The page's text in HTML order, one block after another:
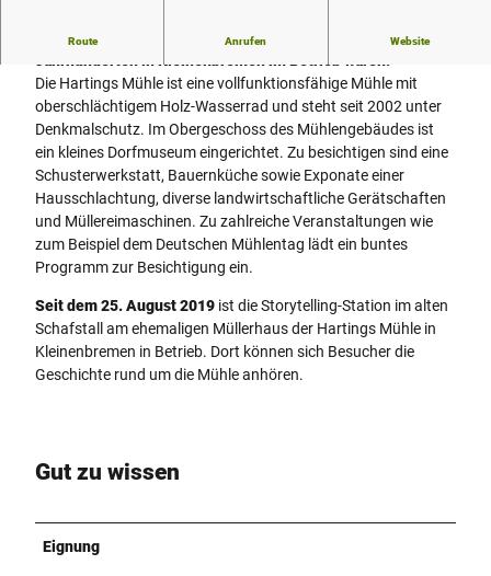
Route Anrufen Website
Eine von sechs Wassermühlen, die im Laufe von sieben
Die Hartings Mühle ist eine vollfunktionsfähige Mühle mit
oberschlächtigem Holz-Wasserrad und steht seit 2002 unter
Denkmalschutz. Im Obergeschoss des Mühlengebäudes ist
ein kleines Dorfmuseum eingerichtet. Zu besichtigen sind eine
Schusterwerkstatt, Bauernküche sowie Exponate einer
Hausschlachtung, diverse landwirtschaftliche Gerätschaften
und Müllereimaschinen. Zu zahlreiche Veranstaltungen wie
zum Beispiel dem Deutschen Mühlentag lädt ein buntes
Programm zur Besichtigung ein.
Seit dem 25. August 2019 ist die Storytelling-Station im alten
Schafstall am ehemaligen Müllerhaus der Hartings Mühle in
Kleinenbremen in Betrieb. Dort können sich Besucher die
Geschichte rund um die Mühle anhören.
Gut zu wissen
Eignung